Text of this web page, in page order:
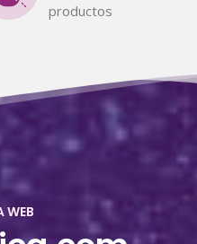
productos
WEB